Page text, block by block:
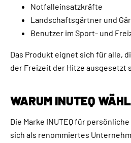
Notfalleinsatzkräfte
Landschaftsgärtner und
Benutzer im Sport- und
Das Produkt eignet sich für alle,
der Freizeit der Hitze ausgesetzt
WARUM INUTEQ
Die Marke INUTEQ für
sich als renommiertes